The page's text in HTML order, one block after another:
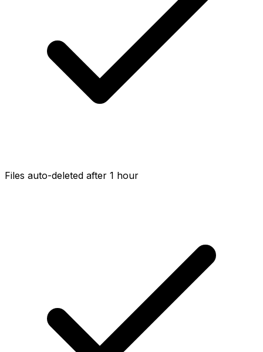
Files auto-deleted after 1 hour